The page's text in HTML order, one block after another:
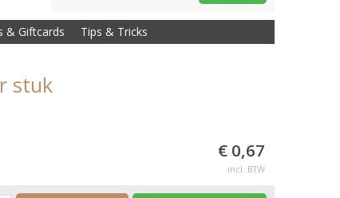
& Giftcards Tips & Tricks
stuk
€ 0,67
incl. BTW